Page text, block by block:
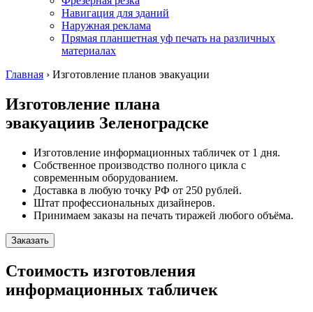
Навигация для зданий
Наружная реклама
Прямая планшетная уф печать на различных
материалах
Главная › Изготовление планов эвакуации
Изготовление плана
эвакуациив Зеленоградске
Изготовление информационных табличек от 1 дня.
Собственное производство полного цикла с
современным оборудованием.
Доставка в любую точку РФ от 250 рублей.
Штат профессиональных дизайнеров.
Принимаем заказы на печать тиражей любого объёма.
Заказать
Стоимость изготовления
информационных табличек